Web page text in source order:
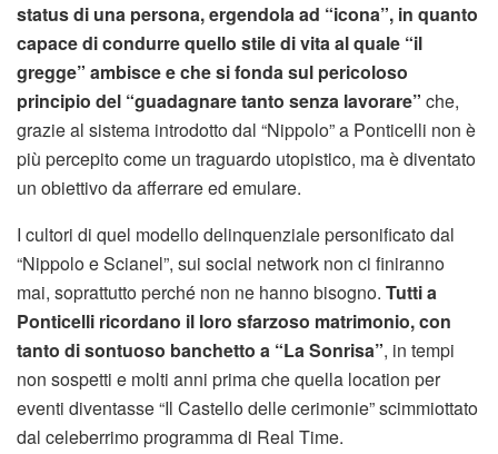
status di una persona, ergendola ad “icona”, in quanto
capace di condurre quello stile di vita al quale “il
gregge” ambisce e che si fonda sul pericoloso
principio del “guadagnare tanto senza lavorare” che,
grazie al sistema introdotto dal “Nippolo” a Ponticelli non è
più percepito come un traguardo utopistico, ma è diventato
un obiettivo da afferrare ed emulare.
I cultori di quel modello delinquenziale personificato dal
“Nippolo e Scianel”, sui social network non ci finiranno
mai, soprattutto perché non ne hanno bisogno. Tutti a
Ponticelli ricordano il loro sfarzoso matrimonio, con
tanto di sontuoso banchetto a “La Sonrisa”, in tempi
non sospetti e molti anni prima che quella location per
eventi diventasse “Il Castello delle cerimonie” scimmiottato
dal celeberrimo programma di Real Time.